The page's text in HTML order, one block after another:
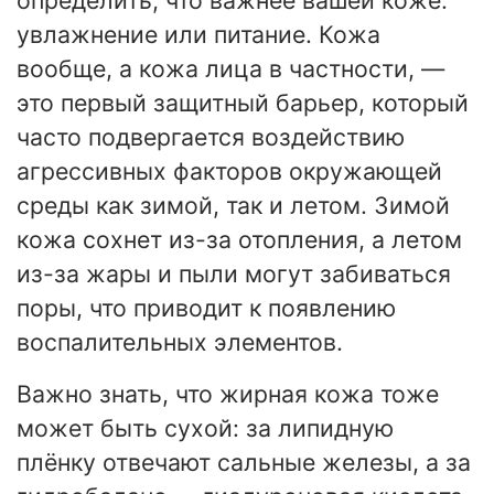
увлажнение или питание. Кожа
вообще, а кожа лица в частности, —
это первый защитный барьер, который
часто подвергается воздействию
агрессивных факторов окружающей
среды как зимой, так и летом. Зимой
кожа сохнет из-за отопления, а летом
из-за жары и пыли могут забиваться
поры, что приводит к появлению
воспалительных элементов.
Важно знать, что жирная кожа тоже
может быть сухой: за липидную
плёнку отвечают сальные железы, а за